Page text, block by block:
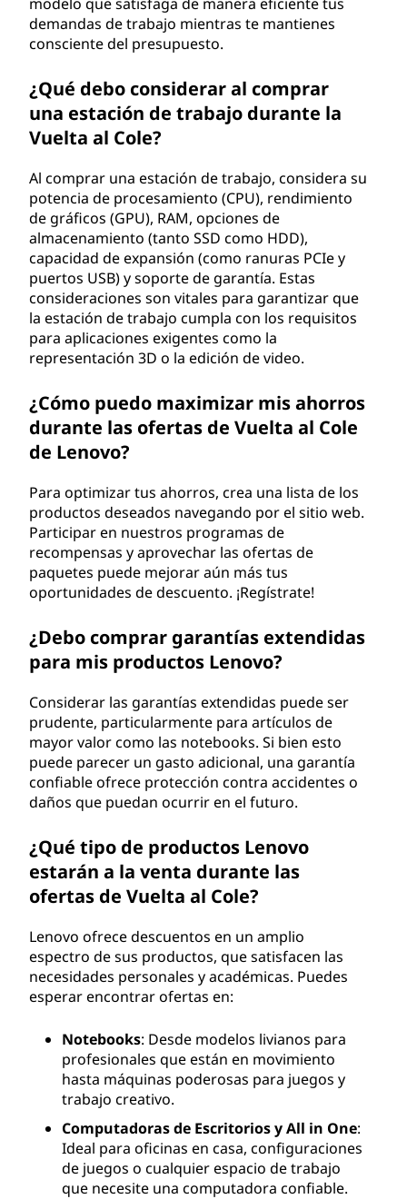
demandas de trabajo mientras te mantienes
consciente del presupuesto.
¿Qué debo considerar al comprar
una estación de trabajo durante la
Vuelta al Cole?
Al comprar una estación de trabajo, considera su
potencia de procesamiento (CPU), rendimiento
de gráficos (GPU), RAM, opciones de
almacenamiento (tanto SSD como HDD),
capacidad de expansión (como ranuras PCIe y
puertos USB) y soporte de garantía. Estas
consideraciones son vitales para garantizar que
la estación de trabajo cumpla con los requisitos
para aplicaciones exigentes como la
representación 3D o la edición de video.
¿Cómo puedo maximizar mis ahorros
durante las ofertas de Vuelta al Cole
de Lenovo?
Para optimizar tus ahorros, crea una lista de los
productos deseados navegando por el sitio web.
Participar en nuestros programas de
recompensas y aprovechar las ofertas de
paquetes puede mejorar aún más tus
oportunidades de descuento. ¡Regístrate!
¿Debo comprar garantías extendidas
para mis productos Lenovo?
Considerar las garantías extendidas puede ser
prudente, particularmente para artículos de
mayor valor como las notebooks. Si bien esto
puede parecer un gasto adicional, una garantía
confiable ofrece protección contra accidentes o
daños que puedan ocurrir en el futuro.
¿Qué tipo de productos Lenovo
estarán a la venta durante las
ofertas de Vuelta al Cole?
Lenovo ofrece descuentos en un amplio
espectro de sus productos, que satisfacen las
necesidades personales y académicas. Puedes
esperar encontrar ofertas en:
Notebooks: Desde modelos livianos para
profesionales que están en movimiento
hasta máquinas poderosas para juegos y
trabajo creativo.
Computadoras de Escritorios y All in One:
Ideal para oficinas en casa, configuraciones
de juegos o cualquier espacio de trabajo
que necesite una computadora confiable.